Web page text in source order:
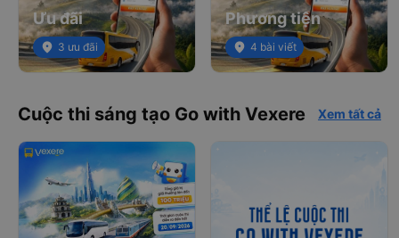
Ưu đãi
place 3 ưu đãi
Phương tiện
place 4 bài viết
Cuộc thi sáng tạo Go with Vexere Xem tất cả